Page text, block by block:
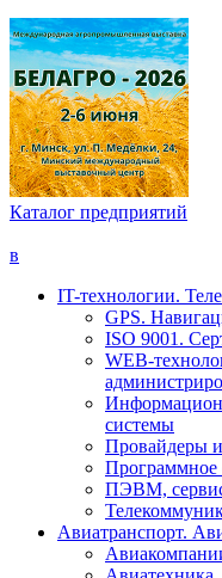
Каталог предприятий
в
IT-технологии.
GPS.
ISO 9001.
WEB-
системы
Провайдеры
Программное
ПЭВМ,
Авиатранспорт.